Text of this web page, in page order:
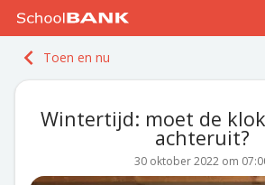
Ga naar de inhoud
Meld je gratis aan
Toen en nu
Wintertijd: moet de
achteruit?
30 oktober 2022 om